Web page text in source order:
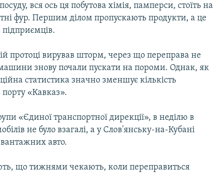
вся ось ця побутова хімія, памперси, стоїть на
фур. Першим ділом пропускають продукти, а це
підприємців.
протоці вирував шторм, через що переправа не
знову почали пускати на пороми. Однак, як
статистика значно зменшує кількість
«Кавказ».
«Єдиної транспортної дирекції», в неділю в
не було взагалі, а у Слов'янську-на-Кубані
авто.
що тижнями чекають, коли переправиться